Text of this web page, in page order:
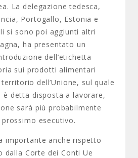
La delegazione tedesca,
Portogallo, Estonia e
si sono poi aggiunti altri
ha presentato un
dell’etichetta
sui prodotti alimentari
dell’Unione, sul quale
è detta disposta a lavorare,
sarà più probabilmente
esecutivo.
importante anche rispetto
dalla Corte dei Conti Ue